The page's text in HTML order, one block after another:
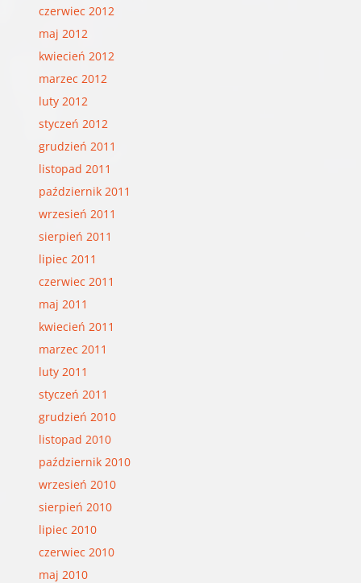
czerwiec 2012
maj 2012
kwiecień 2012
marzec 2012
luty 2012
styczeń 2012
grudzień 2011
listopad 2011
październik 2011
wrzesień 2011
sierpień 2011
lipiec 2011
czerwiec 2011
maj 2011
kwiecień 2011
marzec 2011
luty 2011
styczeń 2011
grudzień 2010
listopad 2010
październik 2010
wrzesień 2010
sierpień 2010
lipiec 2010
czerwiec 2010
maj 2010